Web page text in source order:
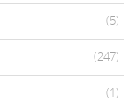
(5)
(247)
(1)